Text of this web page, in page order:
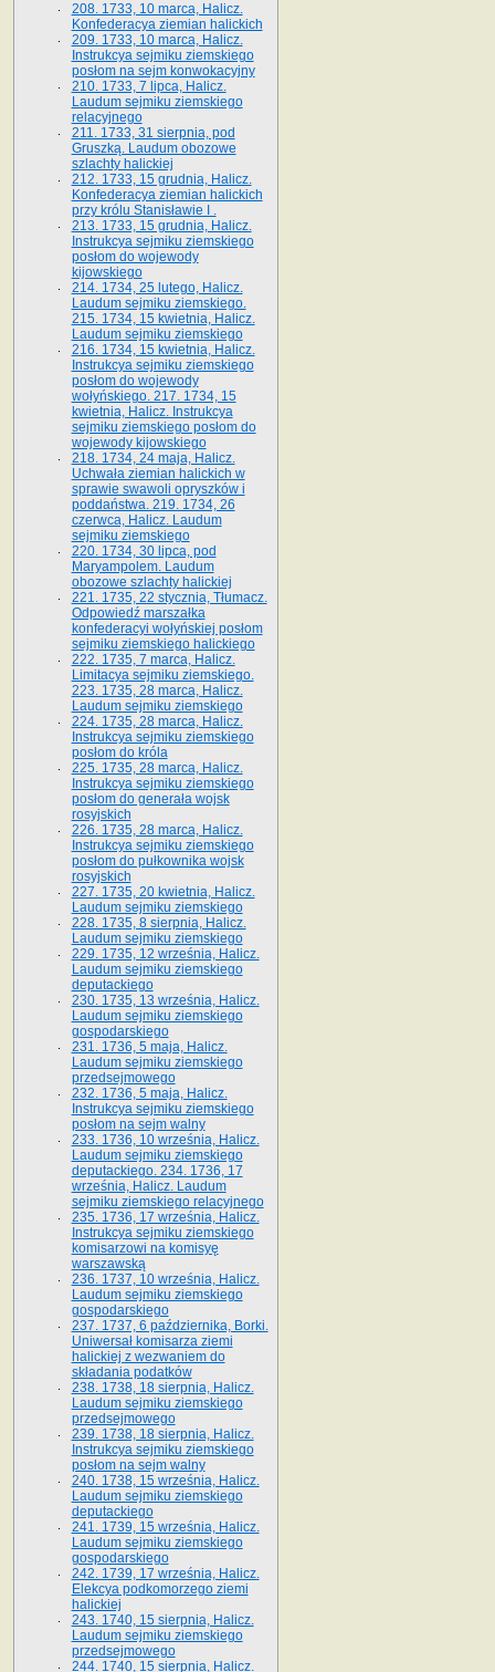
208. 1733, 10 marca, Halicz.
Konfederacya ziemian halickich­
209. 1733, 10 marca, Halicz.
Instrukcya sejmiku ziemskiego
posłom na sejm konwokacyjny
210. 1733, 7 lipca, Halicz.
Laudum sejmiku ziemskiego
relacyjnego
211. 1733, 31 sierpnia, pod
Gruszką. Laudum obozowe
szlachty halickiej
212. 1733, 15 grudnia, Halicz.
Konfederacya ziemian halickich
przy królu Stanisławie I .
213. 1733, 15 grudnia, Halicz.
Instrukcya sejmiku ziemskiego
posłom do wojewody
kijowskiego
214. 1734, 25 lutego, Halicz.
Laudum sejmiku ziemskiego.
215. 1734, 15 kwietnia, Halicz.
Laudum sejmiku ziemskiego
216. 1734, 15 kwietnia, Halicz.
Instrukcya sejmiku ziemskiego
posłom do wojewody
wołyńskiego. 217. 1734, 15
kwietnia, Halicz. Instrukcya
sejmiku ziemskiego posłom do
wojewody kijowskiego
218. 1734, 24 maja, Halicz.
Uchwała ziemian halickich w
sprawie swawoli opryszków i
poddaństwa. 219. 1734, 26
czerwca, Halicz. Laudum
sejmiku ziemskiego
220. 1734, 30 lipca, pod
Maryampolem. Laudum
obozowe szlachty halickiej
221. 1735, 22 stycznia, Tłumacz.
Odpowiedź marszałka
konfederacyi wołyńskiej posłom
sejmiku ziemskiego halickiego
222. 1735, 7 marca, Halicz.
Limitacya sejmiku ziemskiego.
223. 1735, 28 marca, Halicz.
Laudum sejmiku ziemskiego
224. 1735, 28 marca, Halicz.
Instrukcya sejmiku ziemskiego
posłom do króla
225. 1735, 28 marca, Halicz.
Instrukcya sejmiku ziemskiego
posłom do generała wojsk
rosyjskich
226. 1735, 28 marca, Halicz.
Instrukcya sejmiku ziemskiego
posłom do pułkownika wojsk
rosyjskich
227. 1735, 20 kwietnia, Halicz.
Laudum sejmiku ziemskiego
228. 1735, 8 sierpnia, Halicz.
Laudum sejmiku ziemskiego
229. 1735, 12 września, Halicz.
Laudum sejmiku ziemskiego
deputackiego
230. 1735, 13 września, Halicz.
Laudum sejmiku ziemskiego
gospodarskiego
231. 1736, 5 maja, Halicz.
Laudum sejmiku ziemskiego
przedsejmowego
232. 1736, 5 maja, Halicz.
Instrukcya sejmiku ziemskiego
posłom na sejm walny
233. 1736, 10 września, Halicz.
Laudum sejmiku ziemskiego
deputackiego. 234. 1736, 17
września, Halicz. Laudum
sejmiku ziemskiego relacyjnego
235. 1736, 17 września, Halicz.
Instrukcya sejmiku ziemskiego
komisarzowi na komisyę
warszawską
236. 1737, 10 września, Halicz.
Laudum sejmiku ziemskiego
gospodarskiego
237. 1737, 6 października, Borki.
Uniwersał komisarza ziemi
halickiej z wezwaniem do
składania podatków
238. 1738, 18 sierpnia, Halicz.
Laudum sejmiku ziemskiego
przedsejmowego
239. 1738, 18 sierpnia, Halicz.
Instrukcya sejmiku ziemskiego
posłom na sejm walny
240. 1738, 15 września, Halicz.
Laudum sejmiku ziemskiego
deputackiego
241. 1739, 15 września, Halicz.
Laudum sejmiku ziemskiego
gospodarskiego
242. 1739, 17 września, Halicz.
Elekcya podkomorzego ziemi
halickiej
243. 1740, 15 sierpnia, Halicz.
Laudum sejmiku ziemskiego
przedsejmowego
244. 1740, 15 sierpnia, Halicz.